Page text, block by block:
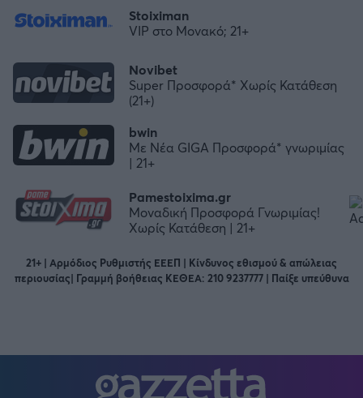
bwin
Με Νέα GIGA Προσφορά* γνωριμίας
| 21+
Stoiximan
VIP στο Μονακό; 21+
Novibet
Super Προσφορά* Χωρίς Κατάθεση
(21+)
Pamestoixima.gr
Μοναδική Προσφορά Γνωριμίας!
Χωρίς Κατάθεση | 21+
21+ | Αρμόδιος Ρυθμιστής ΕΕΕΠ | Κίνδυνος εθισμού & απώλειας
περιουσίας| Γραμμή βοήθειας ΚΕΘΕΑ: 210 9237777 | Παίξε υπεύθυνα